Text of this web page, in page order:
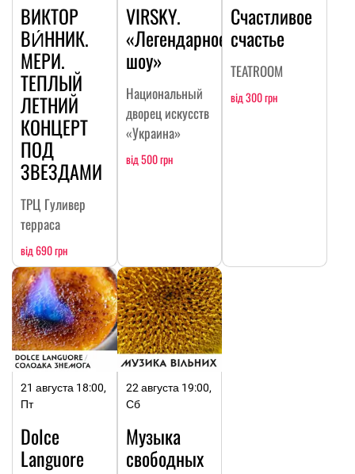
ВИКТОР
ВИ́ННИК.
МЕРИ.
ТЕПЛЫЙ
ЛЕТНИЙ
КОНЦЕРТ
ПОД
ЗВЕЗДАМИ
ТРЦ Гуливер
терраса
від 690 грн
VIRSKY.
«Легендарное
шоу»
Национальный
дворец искусств
«Украина»
від 500 грн
Счастливое
счастье
TEATROOM
від 300 грн
21 августа 18:00,
Пт
Dolce
Languore
22 августа 19:00,
Сб
Музыка
свободных